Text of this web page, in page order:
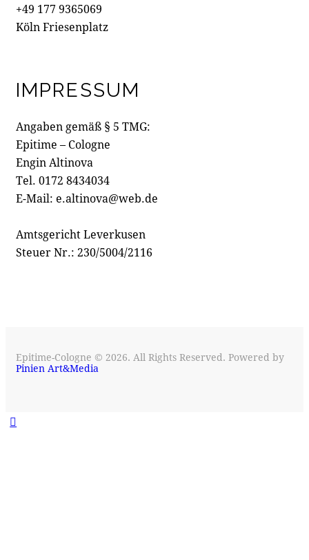
+49 177 9365069
Köln Friesenplatz
IMPRESSUM
Angaben gemäß § 5 TMG:
Epitime – Cologne
Engin Altinova
Tel. 0172 8434034
E-Mail: e.altinova@web.de
Amtsgericht Leverkusen
Steuer Nr.: 230/5004/2116
Epitime-Cologne © 2026. All Rights Reserved. Powered by
Pinien Art&Media